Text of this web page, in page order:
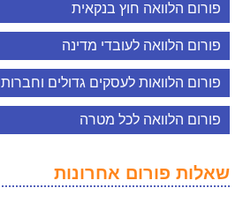
פורום הלוואה חוץ בנקאית
פורום הלוואה לעובדי מדינה
פורום הלוואות לעסקים גדולים וחברות
פורום הלוואה לכל מטרה
שאלות פורום אחרונות